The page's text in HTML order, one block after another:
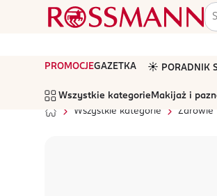
PROMOCJEGAZETKA ☀️ PORADNIK
Wszystkie kategorie Makijaż i
Wszystkie kategorie
Zdrowie